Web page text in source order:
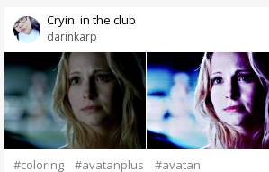
darinkarp
Cryin' in the club
#coloring #avatanplus
#avatan